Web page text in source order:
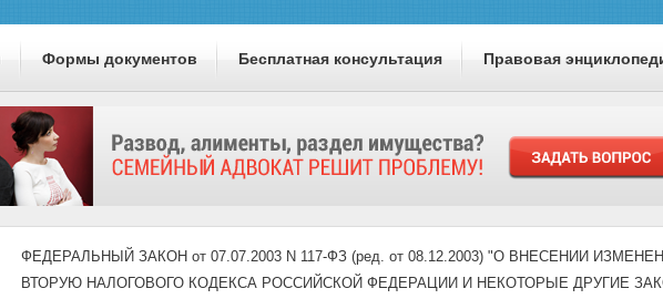
Формы документов Бесплатная консультация Правовая
ФЕДЕРАЛЬНЫЙ ЗАКОН от 07.07.2003 N 117-ФЗ (ред. от 08.12.2003) "О ВНЕСЕНИИ
ВТОРУЮ НАЛОГОВОГО КОДЕКСА РОССИЙСКОЙ ФЕДЕРАЦИИ И НЕКОТОРЫЕ ДРУГИЕ